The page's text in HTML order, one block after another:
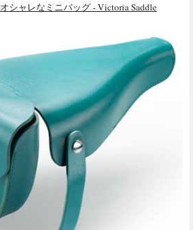
シャレなミニバッグ - Victoria Saddle